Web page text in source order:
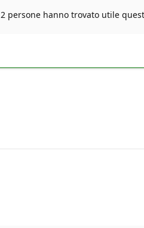
2 persone hanno trovato utile